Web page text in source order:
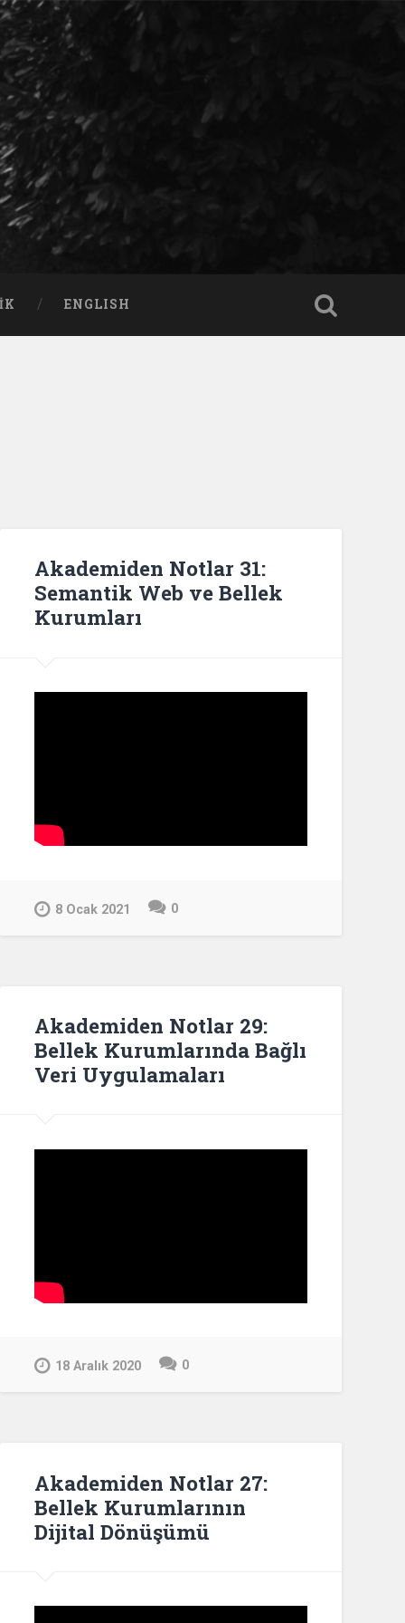
ENGLISH
Akademiden Notlar 31:
Semantik Web ve Bellek
Kurumları
8 Ocak 2021 0
Akademiden Notlar 29:
Bellek Kurumlarında Bağlı
Veri Uygulamaları
18 Aralık 2020 0
Akademiden Notlar 27:
Bellek Kurumlarının
Dijital Dönüşümü